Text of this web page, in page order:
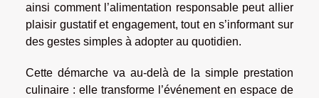
ainsi comment l’alimentation responsable peut allier
plaisir gustatif et engagement, tout en s’informant sur
des gestes simples à adopter au quotidien.
Cette démarche va au-delà de la simple prestation
culinaire : elle transforme l’événement en espace de